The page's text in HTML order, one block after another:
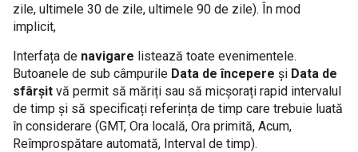
zile, ultimele 30 de zile, ultimele 90 de zile). În mod
implicit,
Interfața de navigare listează toate evenimentele.
Butoanele de sub câmpurile Data de începere și Data de
sfârșit vă permit să măriți sau să micșorați rapid intervalul
de timp și să specificați referința de timp care trebuie luată
în considerare (GMT, Ora locală, Ora primită, Acum,
Reîmprospătare automată, Interval de timp).